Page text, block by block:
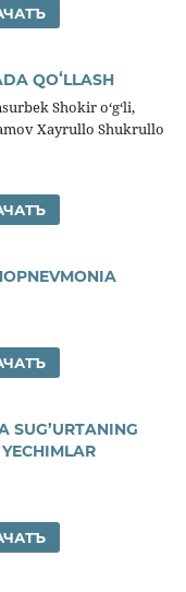
QOʻLLASH
Shokir oʻgʻli,
Xayrullo Shukrullo
SUG’URTANING